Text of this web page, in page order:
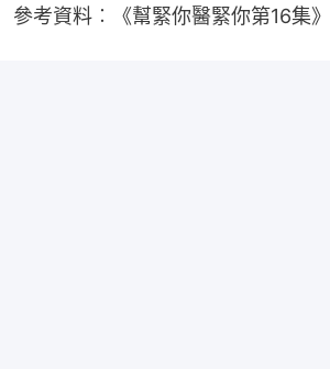
參考資料︰《幫緊你醫緊你第16集》